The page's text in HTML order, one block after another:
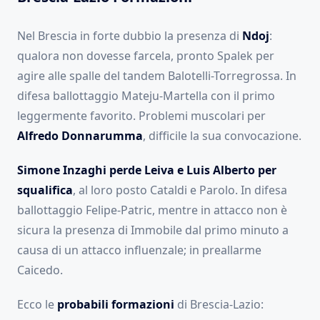
Nel Brescia in forte dubbio la presenza di Ndoj:
qualora non dovesse farcela, pronto Spalek per
agire alle spalle del tandem Balotelli-Torregrossa. In
difesa ballottaggio Mateju-Martella con il primo
leggermente favorito. Problemi muscolari per
Alfredo Donnarumma, difficile la sua convocazione.
Simone Inzaghi perde Leiva e Luis Alberto per
squalifica, al loro posto Cataldi e Parolo. In difesa
ballottaggio Felipe-Patric, mentre in attacco non è
sicura la presenza di Immobile dal primo minuto a
causa di un attacco influenzale; in preallarme
Caicedo.
Ecco le probabili formazioni di Brescia-Lazio: